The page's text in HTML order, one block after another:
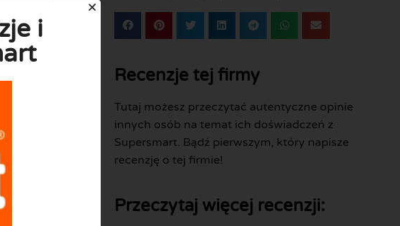
Recenzje tej firmy
Tutaj możesz przeczytać autentyczne opinie
innych osób na temat ich doświadczeń z
Supersmart. Bądź pierwszym, który napisze
recenzję o tej firmie!
Przeczytaj więcej recenzji:
i